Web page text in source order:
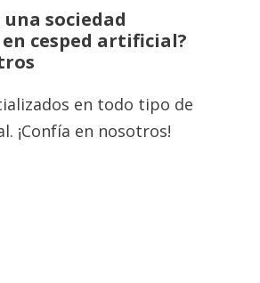
sociedad
cesped artificial?
en todo tipo de
¡Confía en nosotros!